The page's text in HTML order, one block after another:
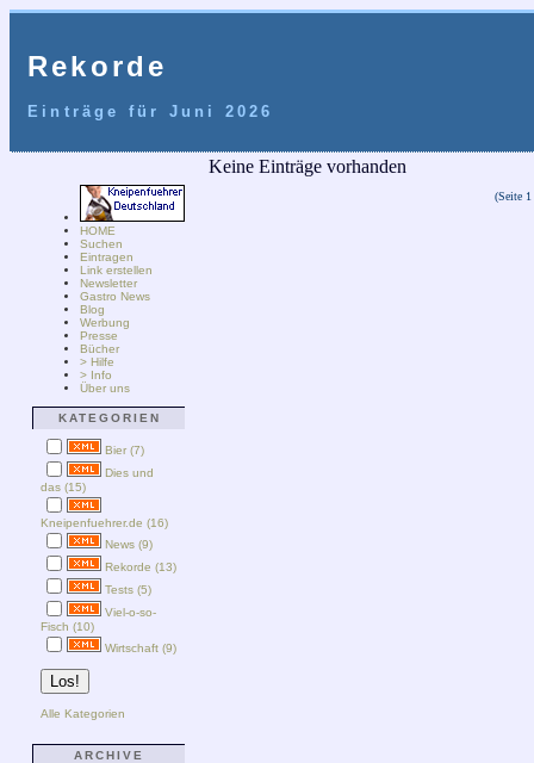
Rekorde
Einträge für Juni 2026
HOME
Suchen
Eintragen
Link erstellen
Newsletter
Gastro News
Blog
Werbung
Presse
Bücher
> Hilfe
> Info
Über uns
KATEGORIEN
Bier (7)
Dies und
das (15)
Kneipenfuehrer.de (16)
News (9)
Rekorde (13)
Tests (5)
Viel-o-so-
Fisch (10)
Wirtschaft (9)
Alle Kategorien
ARCHIVE
Keine Einträge vorhanden
(Seite